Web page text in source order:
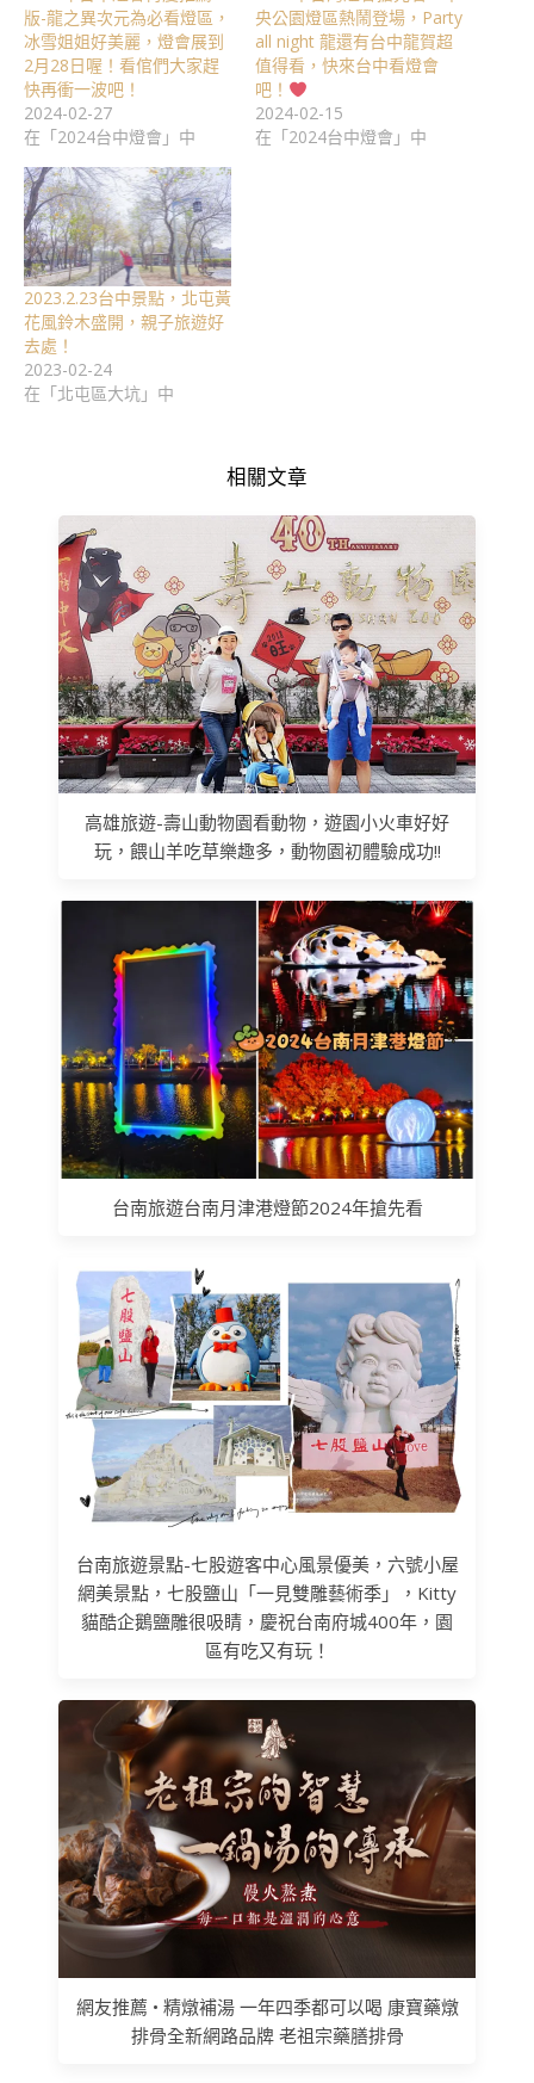
版-龍之異次元為必看燈區，
冰雪姐姐好美麗，燈會展到
2月28日喔！看倌們大家趕
快再衝一波吧！
2024-02-27
在「2024台中燈會」中
央公園燈區熱鬧登場，Party
all night 龍還有台中龍賀超
值得看，快來台中看燈會
吧！
2024-02-15
在「2024台中燈會」中
2023.2.23台中景點，北屯黃
花風鈴木盛開，親子旅遊好
去處！
2023-02-24
在「北屯區大坑」中
相關文章
高雄旅遊-壽山動物園看動物，遊園小火車好好
玩，餵山羊吃草樂趣多，動物園初體驗成功!!
台南旅遊台南月津港燈節2024年搶先看
台南旅遊景點-七股遊客中心風景優美，六號小屋
網美景點，七股鹽山「一見雙雕藝術季」，Kitty
貓酷企鵝鹽雕很吸睛，慶祝台南府城400年，園
區有吃又有玩！
網友推薦 • 精燉補湯 一年四季都可以喝 康寶藥燉
排骨全新網路品牌 老祖宗藥膳排骨